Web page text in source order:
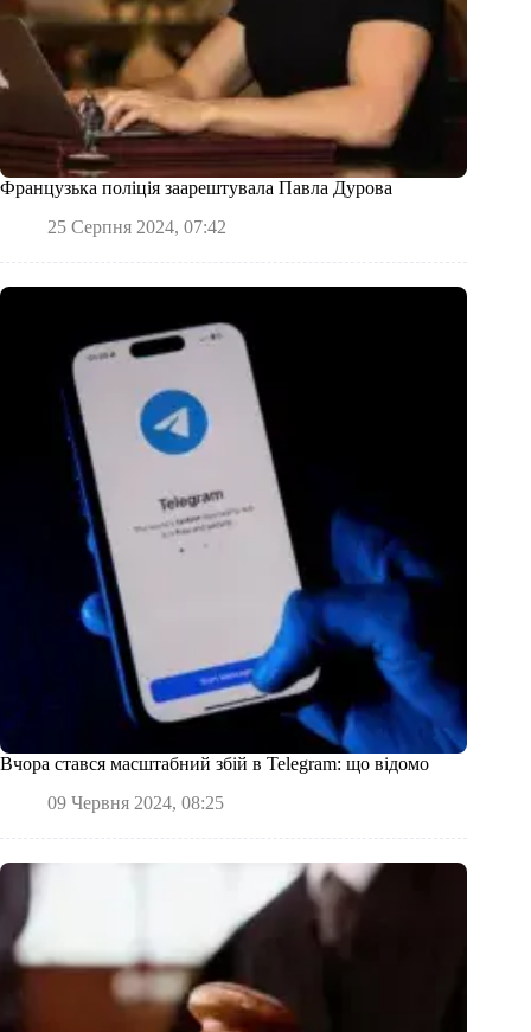
Французька поліція заарештувала Павла Дурова
25 Серпня 2024, 07:42
Вчора стався масштабний збій в Telegram: що відомо
09 Червня 2024, 08:25